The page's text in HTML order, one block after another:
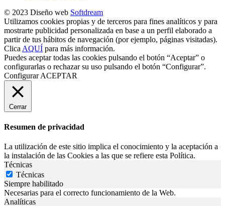
© 2023 Diseño web Softdream
Utilizamos cookies propias y de terceros para fines analíticos y para
mostrarte publicidad personalizada en base a un perfil elaborado a
partir de tus hábitos de navegación (por ejemplo, páginas visitadas).
Clica AQUÍ para más información.
Puedes aceptar todas las cookies pulsando el botón “Aceptar” o
configurarlas o rechazar su uso pulsando el botón “Configurar”.
Configurar ACEPTAR
Cerrar
Resumen de privacidad
La utilización de este sitio implica el conocimiento y la aceptación a
la instalación de las Cookies a las que se refiere esta Política.
Técnicas
Técnicas
Siempre habilitado
Necesarias para el correcto funcionamiento de la Web.
Analíticas